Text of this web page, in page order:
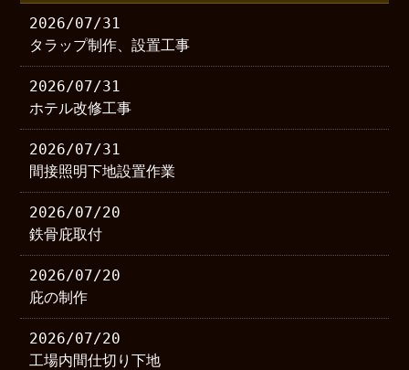
2026/07/31
タラップ制作、設置工事
2026/07/31
ホテル改修工事
2026/07/31
間接照明下地設置作業
2026/07/20
鉄骨庇取付
2026/07/20
庇の制作
2026/07/20
工場内間仕切り下地